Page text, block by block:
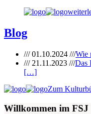
Blog
/// 01.10.2024 ///Wie
/// 21.11.2023 ///Das
[…]
Zum
Willkommen im FSJ